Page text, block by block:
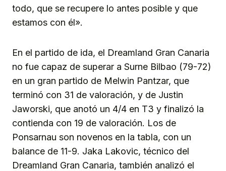
todo, que se recupere lo antes posible y que
estamos con él».
En el partido de ida, el Dreamland Gran Canaria
no fue capaz de superar a Surne Bilbao (79-72)
en un gran partido de Melwin Pantzar, que
terminó con 31 de valoración, y de Justin
Jaworski, que anotó un 4/4 en T3 y finalizó la
contienda con 19 de valoración. Los de
Ponsarnau son novenos en la tabla, con un
balance de 11-9. Jaka Lakovic, técnico del
Dreamland Gran Canaria, también analizó el